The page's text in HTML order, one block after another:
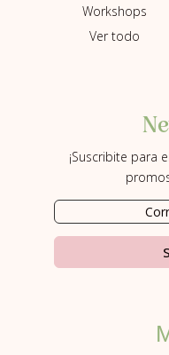
Workshops
Ver todo
¡Suscribite para